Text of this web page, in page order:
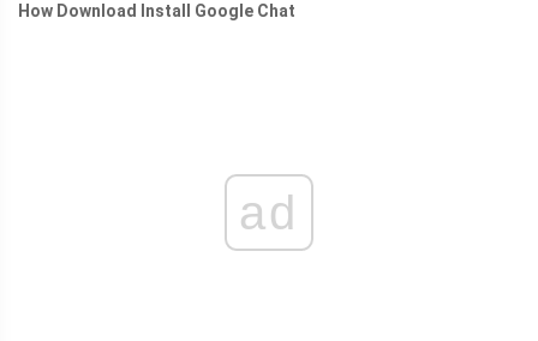
How Download Install Google Chat
ad